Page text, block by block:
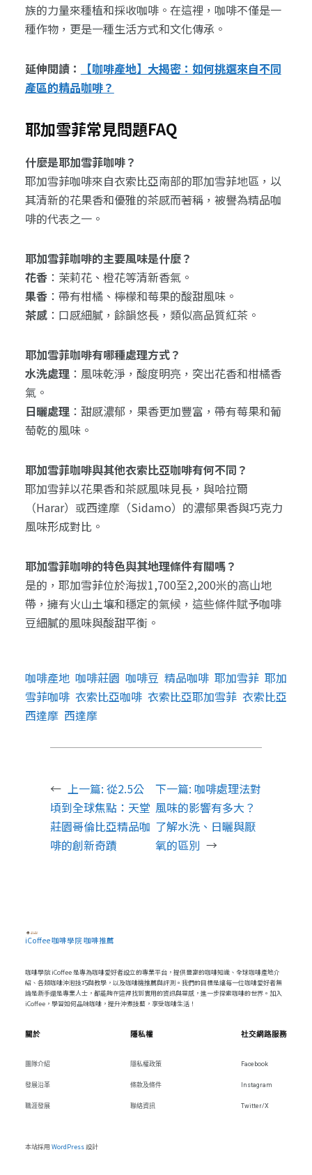
族的力量來種植和採收咖啡。在這裡，咖啡不僅是一
種作物，更是一種生活方式和文化傳承。
延伸閱讀：
【咖啡產地】大揭密：如何挑選來自不同
產區的精品咖啡？
耶加雪菲常見問題FAQ
什麼是耶加雪菲咖啡？
耶加雪菲咖啡來自衣索比亞南部的耶加雪菲地區，以
其清新的花果香和優雅的茶感而著稱，被譽為精品咖
啡的代表之一。
耶加雪菲咖啡的主要風味是什麼？
花香：茉莉花、橙花等清新香氣。
果香：帶有柑橘、檸檬和莓果的酸甜風味。
茶感：口感細膩，餘韻悠長，類似高品質紅茶。
耶加雪菲咖啡有哪種處理方式？
水洗處理：風味乾淨，酸度明亮，突出花香和柑橘香
氣。
日曬處理：甜感濃郁，果香更加豐富，帶有莓果和葡
萄乾的風味。
耶加雪菲咖啡與其他衣索比亞咖啡有何不同？
耶加雪菲以花果香和茶感風味見長，與哈拉爾
（Harar）或西達摩（Sidamo）的濃郁果香與巧克力
風味形成對比。
耶加雪菲咖啡的特色與其地理條件有關嗎？
是的，耶加雪菲位於海拔1,700至2,200米的高山地
帶，擁有火山土壤和穩定的氣候，這些條件賦予咖啡
豆細膩的風味與酸甜平衡。
咖啡產地 咖啡莊園 咖啡豆 精品咖啡 耶加雪菲 耶加
雪菲咖啡 衣索比亞咖啡 衣索比亞耶加雪菲 衣索比亞
西達摩 西達摩
← 上一篇: 從2.5公
頃到全球焦點：天堂
莊園哥倫比亞精品咖
啡的創新奇蹟
下一篇: 咖啡處理法對
風味的影響有多大？
了解水洗、日曬與厭
氧的區別 →
iCoffee 咖啡學院 咖啡推薦
咖啡學院 iCoffee 是專為咖啡愛好者設立的專業平台，提供豐富的咖啡知識、全球咖啡產地介
紹、各類咖啡沖泡技巧與教學，以及咖啡機推薦與評測。我們的目標是讓每一位咖啡愛好者無
論是新手還是專業人士，都能夠在這裡找到實用的資訊與靈感，進一步探索咖啡的世界。加入
iCoffee，學習如何品味咖啡，提升沖煮技藝，享受咖啡生活！
關於
團隊介紹
發展沿革
職涯發展
隱私權
隱私權政策
條款及條件
聯絡資訊
社交網路服務
Facebook
Instagram
Twitter/X
本站採用 WordPress設計